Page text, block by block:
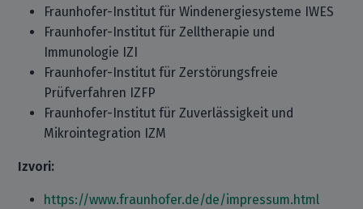
Fraunhofer-Institut für Windenergiesysteme IWES
Fraunhofer-Institut für Zelltherapie und
Immunologie IZI
Fraunhofer-Institut für Zerstörungsfreie
Prüfverfahren IZFP
Fraunhofer-Institut für Zuverlässigkeit und
Mikrointegration IZM
Izvori:
https://www.fraunhofer.de/de/impressum.html